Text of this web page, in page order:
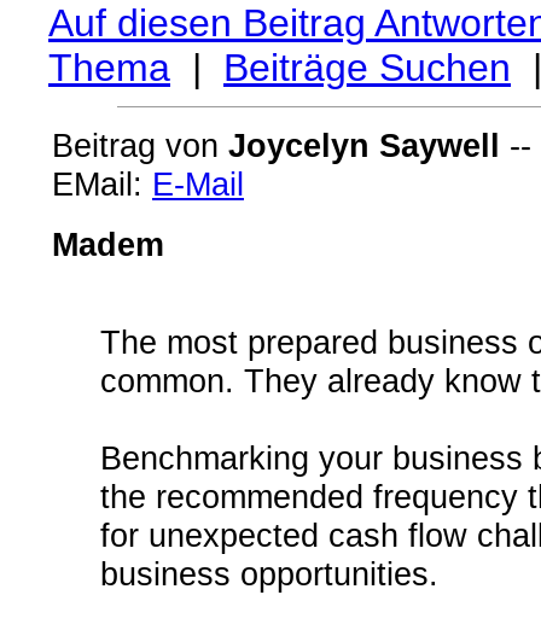
Auf diesen Beitrag
Thema | Beiträge Suchen
Beitrag von Joycelyn Saywell
--
EMail: E-Mail
Madem
The most prepared business
common. They already know
Benchmarking your
the recommended frequency
for unexpected cash flow
business opportunities.